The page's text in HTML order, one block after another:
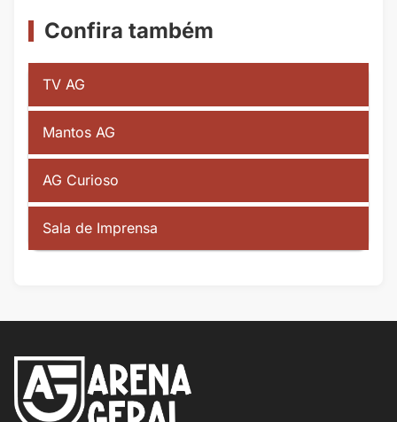
Confira também
TV AG
Mantos AG
AG Curioso
Sala de Imprensa